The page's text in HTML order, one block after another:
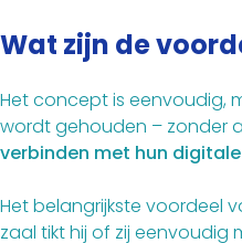
Wat zijn de
Het concept is eenvoudig,
wordt gehouden – zonder
verbinden met hun
Het belangrijkste voordeel
zaal tikt hij of zij